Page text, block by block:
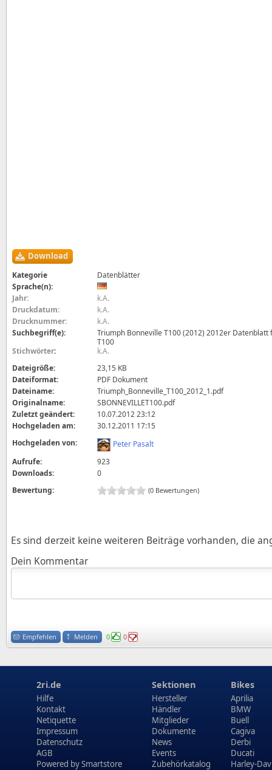
Download
Kategorie
Datenblätter
Sprache(n):
Jahr:
k.A.
Druckdatum:
k.A.
Drucknummer:
k.A.
Suchbegriff(e):
Triumph Bonneville T100 (2012) 2012er Datenblatt
T100
Stichwörter:
k.A.
Dateigröße:
23,15 KB
Dateiformat:
PDF Dokument
Dateiname:
Triumph_Bonneville_T100_2012_1.pdf
Originalname:
SBONNEVILLET100.pdf
Zuletzt geändert:
10.07.2012 23:12
Hochgeladen am:
30.12.2011 17:15
Hochgeladen von:
Peter Pasalt
Aufrufe:
923
Downloads:
0
Bewertung:
(0 Bewertungen)
Es sind derzeit keine weiteren Beiträge vorhanden, die
Dein Kommentar
Empfehlen Melden 0 0
2ri.de
Hilfe
Kontakt
Netiquette
Impressum
Datenschutz
AGB
Powered bySmartstore
Sektionen
Hersteller
Händler
Mitglieder
Dokumente
News
Events
Zubehörkatalog
Bikes
Aprilia
BMW
Buell
Cagiva
Derbi
Ducati
Harley-